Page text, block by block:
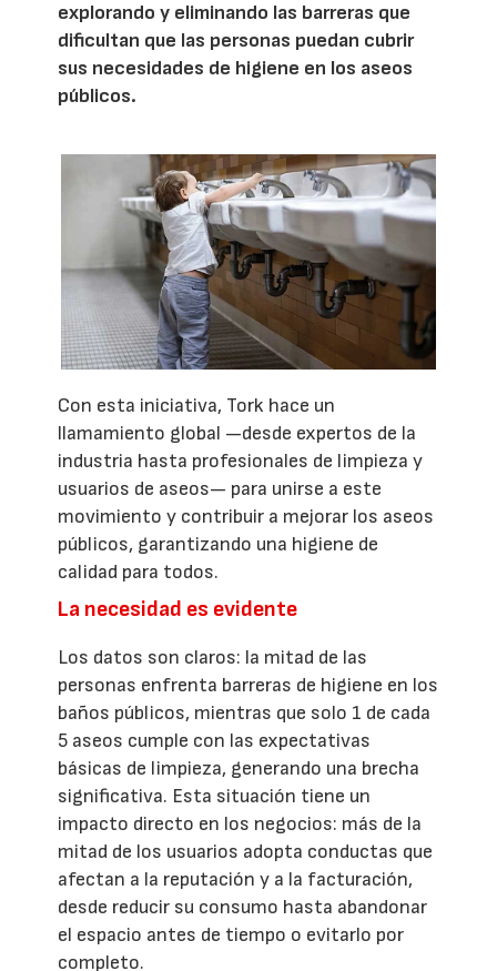
explorando y eliminando las barreras que
dificultan que las personas puedan cubrir
sus necesidades de higiene en los aseos
públicos.
Con esta iniciativa, Tork hace un
llamamiento global —desde expertos de la
industria hasta profesionales de limpieza y
usuarios de aseos— para unirse a este
movimiento y contribuir a mejorar los aseos
públicos, garantizando una higiene de
calidad para todos.
La necesidad es evidente
Los datos son claros: la mitad de las
personas enfrenta barreras de higiene en los
baños públicos, mientras que solo 1 de cada
5 aseos cumple con las expectativas
básicas de limpieza, generando una brecha
significativa. Esta situación tiene un
impacto directo en los negocios: más de la
mitad de los usuarios adopta conductas que
afectan a la reputación y a la facturación,
desde reducir su consumo hasta abandonar
el espacio antes de tiempo o evitarlo por
completo.